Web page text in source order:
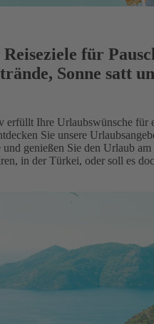
für
Sonne satt
erfüllt Ihre Urlaubswünsche für
Sie unsere
und genießen Sie den Urlaub
in der Türkei, oder soll es